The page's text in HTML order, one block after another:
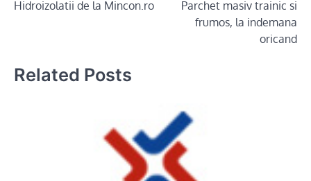
navigation
Hidroizolatii de la Mincon.ro
Parchet masiv trainic si
frumos, la indemana
oricand
Related Posts